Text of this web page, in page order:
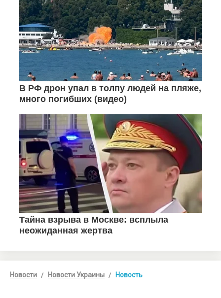
Новости Новости Украины Новость